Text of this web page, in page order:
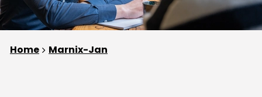
Home Marnix-Jan